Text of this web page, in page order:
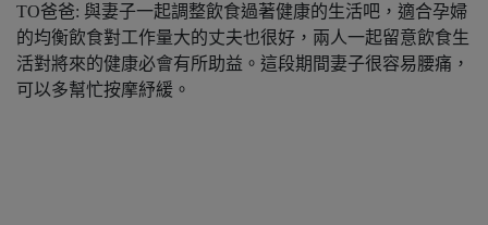
TO爸爸: 與妻子一起調整飲食過著健康的生活吧，適合孕婦
的均衡飲食對工作量大的丈夫也很好，兩人一起留意飲食生
活對將來的健康必會有所助益。這段期間妻子很容易腰痛，
可以多幫忙按摩紓緩。